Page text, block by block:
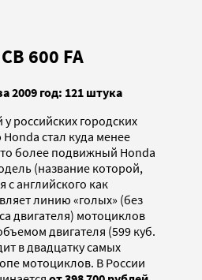
600 FA
2009 год: 121 штука
российских городских
стал куда менее
более подвижный Honda
(название которой,
с английского как
линию «голых» (без
двигателя) мотоциклов
двигателя (599 куб.
в двадцатку самых
мотоциклов. В России